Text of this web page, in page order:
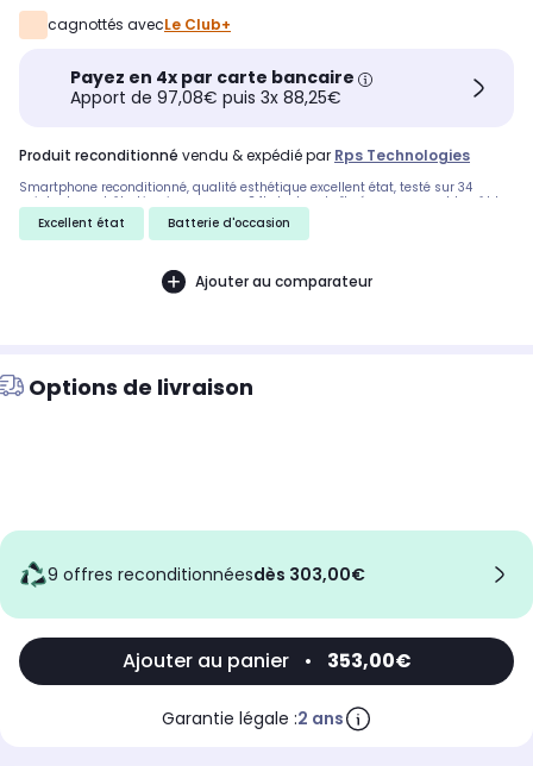
cagnottés avecLe Club+
Payez en 4x par carte bancaire
Apport de 97,08€ puis 3x 88,25€
produit reconditionné vendu & expédié par Rps Technologies
Smartphone reconditionné, qualité esthétique excellent état, testé sur 34
points de contrôle. Livraison express 24h. Inclus : boîte éco-responsable, câble
d'alimentation et extracteur SIM.
Excellent état Batterie d'occasion
Ajouter au comparateur
Options de livraison
9 offres reconditionnées dès 303,00€
Ajouter au panier • 353,00€
Garantie légale :2 ans